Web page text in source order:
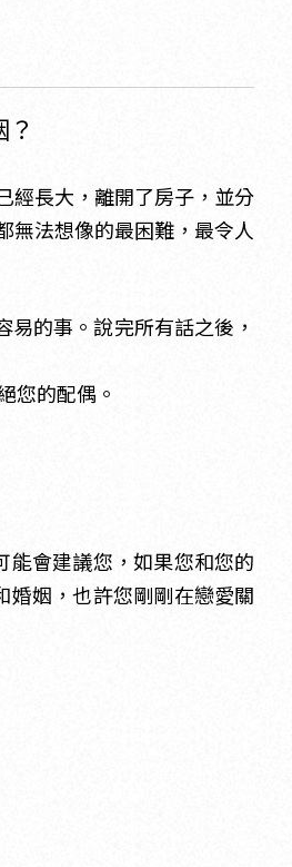
經長大，離開了房子，並分
無法想像的最困難，最令人
的事。說完所有話之後，
您的配偶。
能會建議您，如果您和您的
姻，也許您剛剛在戀愛關